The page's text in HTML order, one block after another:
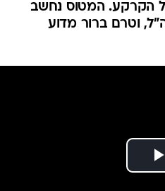
הקרקע. המטוס נחשב
וטרם ברור מדוע